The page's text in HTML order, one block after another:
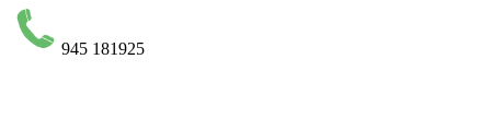
945 181925